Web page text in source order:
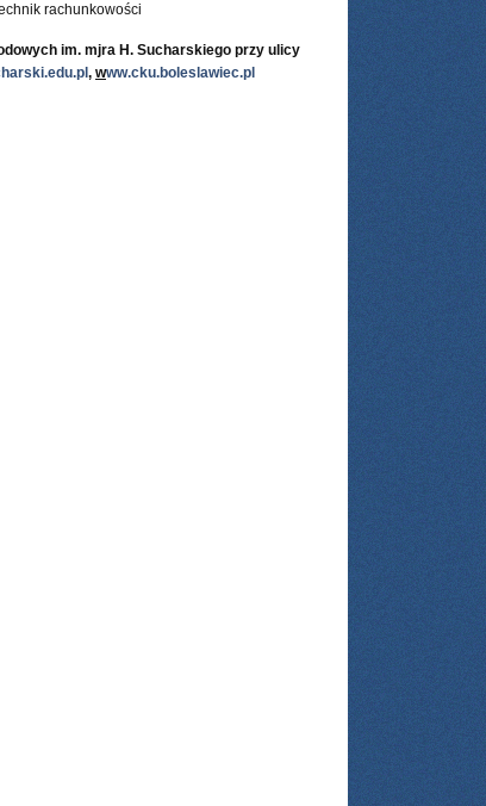
rachunkowości
im. mjra H. Sucharskiego przy ulicy
, www.cku.boleslawiec.pl